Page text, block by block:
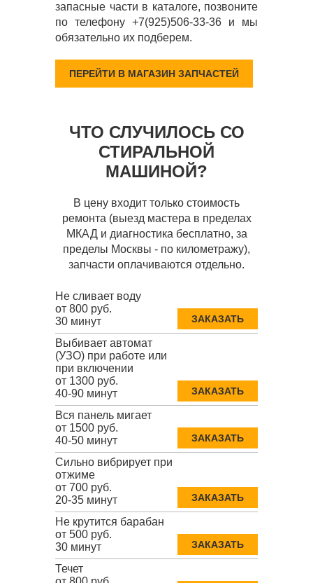
запасные части в каталоге, позвоните
по телефону +7(925)506-33-36 и мы
обязательно их подберем.
ПЕРЕЙТИ В МАГАЗИН ЗАПЧАСТЕЙ
ЧТО СЛУЧИЛОСЬ СО
СТИРАЛЬНОЙ
МАШИНОЙ?
В цену входит только стоимость
ремонта (выезд мастера в пределах
МКАД и диагностика бесплатно, за
пределы Москвы - по километражу),
запчасти оплачиваются отдельно.
Не сливает воду
от 800 руб.
30 минут
ЗАКАЗАТЬ
Выбивает автомат
(УЗО) при работе или
при включении
от 1300 руб.
40-90 минут
ЗАКАЗАТЬ
Вся панель мигает
от 1500 руб.
40-50 минут
ЗАКАЗАТЬ
Сильно вибрирует при
отжиме
от 700 руб.
20-35 минут
ЗАКАЗАТЬ
Не крутится барабан
от 500 руб.
30 минут
ЗАКАЗАТЬ
Течет